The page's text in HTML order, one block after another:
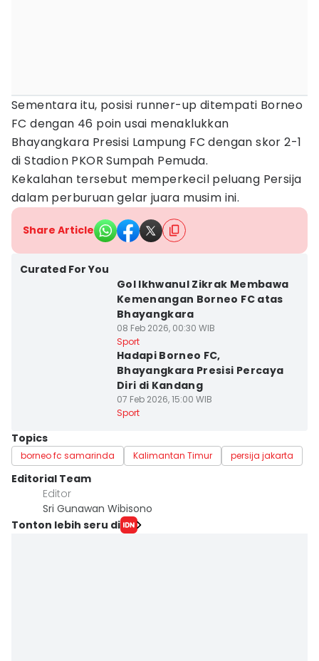
Sementara itu, posisi runner-up ditempati Borneo
FC dengan 46 poin usai menaklukkan
Bhayangkara Presisi Lampung FC dengan skor 2-1
di Stadion PKOR Sumpah Pemuda.
Kekalahan tersebut memperkecil peluang Persija
dalam perburuan gelar juara musim ini.
Share Article
Curated For You
Gol Ikhwanul Zikrak Membawa
Kemenangan Borneo FC atas
Bhayangkara
08 Feb 2026, 00:30 WIB
Sport
Hadapi Borneo FC,
Bhayangkara Presisi Percaya
Diri di Kandang
07 Feb 2026, 15:00 WIB
Sport
Topics
borneo fc samarinda Kalimantan Timur persija jakarta
Editorial Team
Editor
Sri Gunawan Wibisono
Tonton lebih seru di